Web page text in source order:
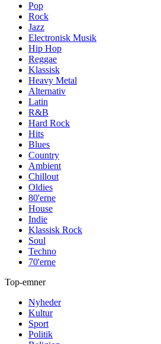
Pop
Rock
Jazz
Electronisk Musik
Hip Hop
Reggae
Klassisk
Heavy Metal
Alternativ
Latin
R&B
Hard Rock
Hits
Blues
Country
Ambient
Chillout
Oldies
80'erne
House
Indie
Klassisk Rock
Soul
Techno
70'erne
Top-emner
Nyheder
Kultur
Sport
Politik